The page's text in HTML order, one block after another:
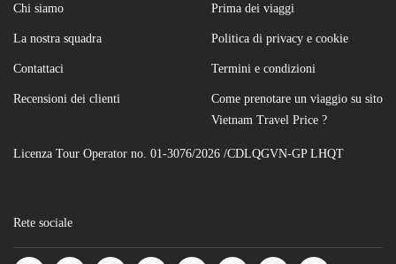
Chi siamo
La nostra squadra
Contattaci
Recensioni dei clienti
Prima dei viaggi
Politica di privacy e cookie
Termini e condizioni
Come prenotare un viaggio su sito
Vietnam Travel Price ?
Licenza Tour Operator no. 01-3076/2026 /CDLQGVN-GP LHQT
Rete sociale